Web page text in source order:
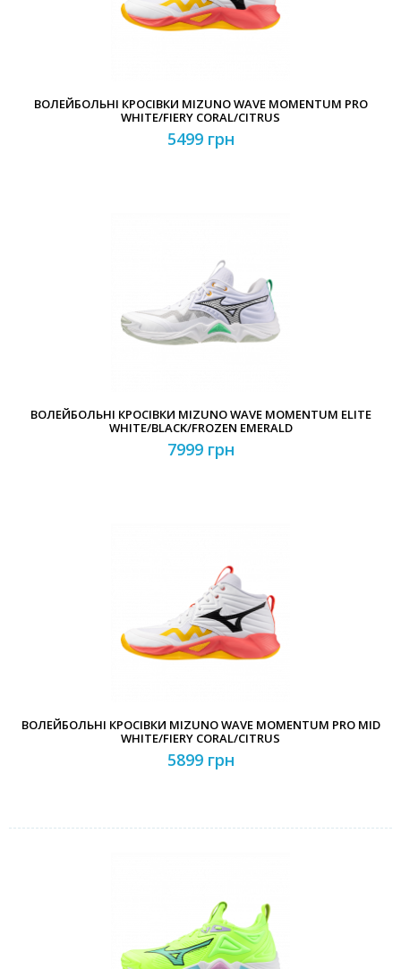
ВОЛЕЙБОЛЬНІ КРОСІВКИ MIZUNO WAVE MOMENTUM PRO
WHITE/FIERY CORAL/CITRUS
5499 грн
ВОЛЕЙБОЛЬНІ КРОСІВКИ MIZUNO WAVE MOMENTUM ELITE
WHITE/BLACK/FROZEN EMERALD
7999 грн
ВОЛЕЙБОЛЬНІ КРОСІВКИ MIZUNO WAVE MOMENTUM PRO MID
WHITE/FIERY CORAL/CITRUS
5899 грн